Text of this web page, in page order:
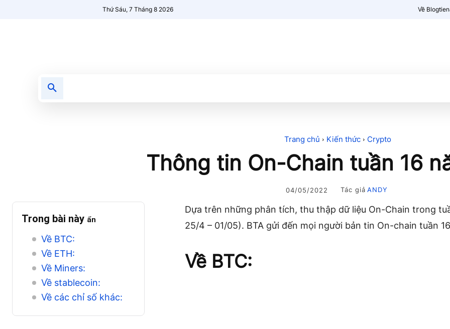
Thứ Sáu, 7 Tháng 8 2026 Về
Trang chủ Kiến thức Crypto
Thông tin On-Chain tuần 16
04/05/2022 Tác giả ANDY
Trong bài này ẩn
Về BTC:
Về ETH:
Về Miners:
Về stablecoin:
Về các chỉ số khác:
Dựa trên những phân tích, thu thập dữ liệu On-Chain trong
25/4 – 01/05). BTA gửi đến mọi người bản tin On-chain tuần
Về BTC: